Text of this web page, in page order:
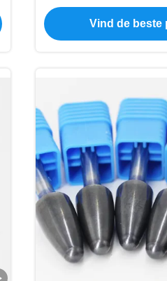
met meerdere
Vind de beste